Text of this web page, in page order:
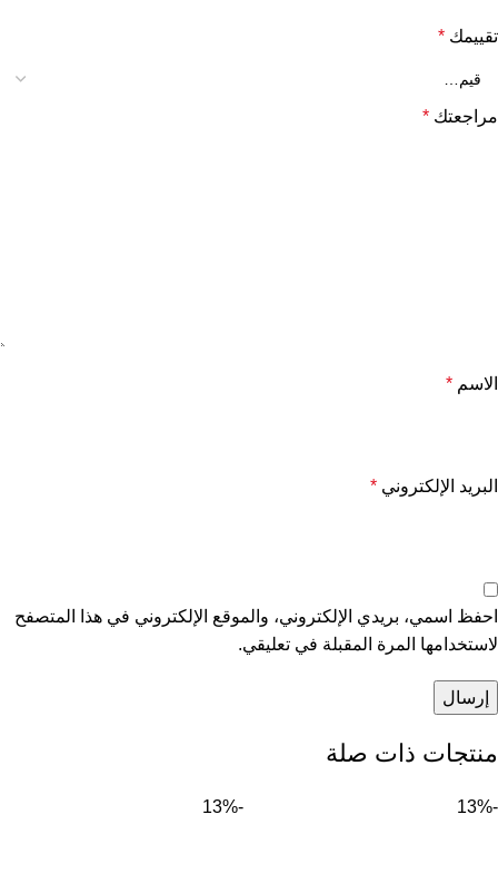
تقييمك *
مراجعتك *
الاسم *
البريد الإلكتروني *
احفظ اسمي، بريدي الإلكتروني، والموقع الإلكتروني في هذا المتصفح
لاستخدامها المرة المقبلة في تعليقي.
منتجات ذات صلة
-13%
-13%